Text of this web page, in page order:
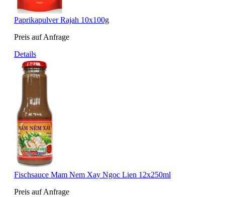
Paprikapulver Rajah 10x100g
Preis auf Anfrage
Details
Fischsauce Mam Nem Xay Ngoc Lien 12x250ml
Preis auf Anfrage